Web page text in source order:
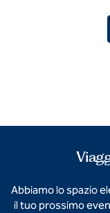
Abbiamo lo spazio
il tuo prossimo